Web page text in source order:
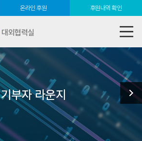
온라인 후원 후원내역 확인
대외협력실
기부자 라운지